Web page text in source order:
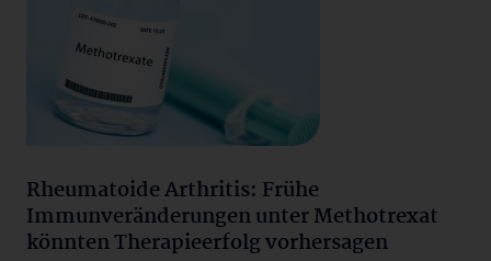
Rheumatoide Arthritis: Frühe
Immunveränderungen unter Methotrexat
könnten Therapieerfolg vorhersagen